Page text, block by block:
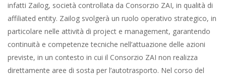
infatti Zailog, società controllata da Consorzio ZAI, in qualità di
affiliated entity. Zailog svolgerà un ruolo operativo strategico, in
particolare nelle attività di project e management, garantendo
continuità e competenze tecniche nell’attuazione delle azioni
previste, in un contesto in cui il Consorzio ZAI non realizza
direttamente aree di sosta per l’autotrasporto. Nel corso del